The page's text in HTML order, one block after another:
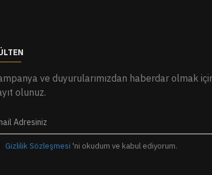
ve duyurularımızdan haberdar olmak
olunuz.
Gizlilik Sözleşmesi 'ni okudum ve kabul ediyorum.